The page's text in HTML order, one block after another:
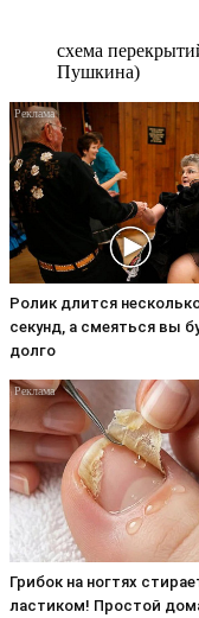
схема
Пушкина)
Ролик длится
секунд, а смеяться вы
долго
Грибок на ногтях
ластиком! Простой